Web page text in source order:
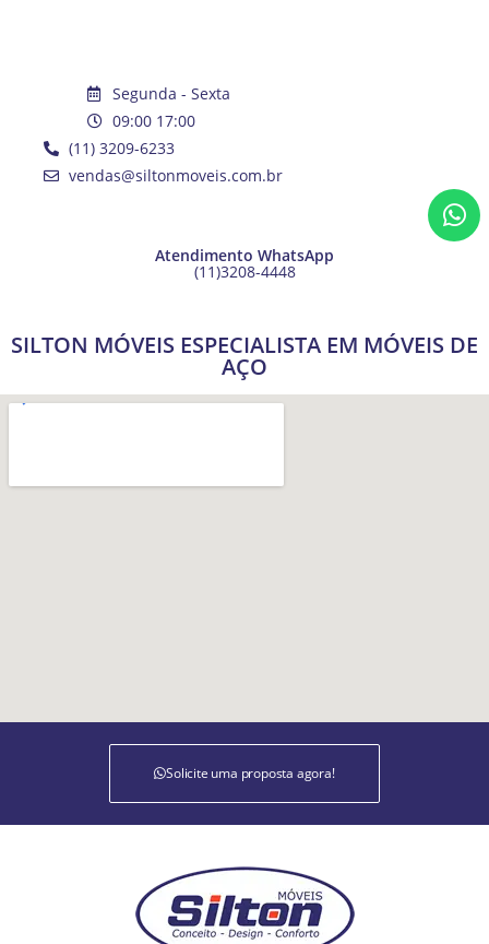
Segunda - Sexta
09:00 17:00
(11) 3209-6233
vendas@siltonmoveis.com.br
Atendimento WhatsApp
(11)3208-4448
SILTON MÓVEIS ESPECIALISTA EM MÓVEIS DE
AÇO
Solicite uma proposta agora!